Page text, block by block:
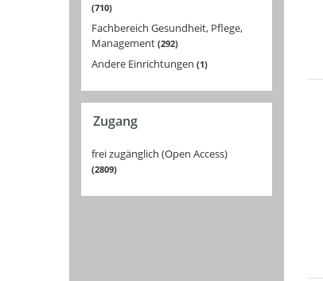
710
Fachbereich Gesundheit, Pflege,
Management 292
Andere Einrichtungen 1
Zugang
frei zugänglich (Open Access)
2809